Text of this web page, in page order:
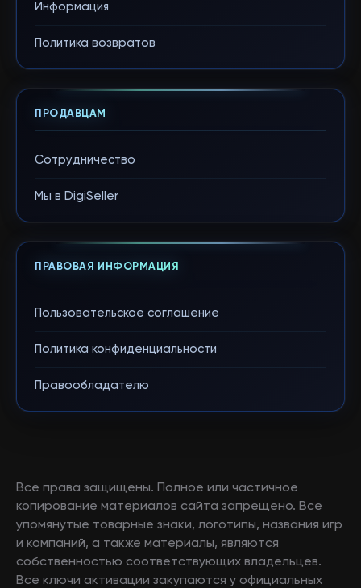
Информация
Политика возвратов
ПРОДАВЦАМ
Сотрудничество
Мы в DigiSeller
ПРАВОВАЯ ИНФОРМАЦИЯ
Пользовательское соглашение
Политика конфиденциальности
Правообладателю
Все права защищены. Полное или частичное
копирование материалов сайта запрещено. Все
упомянутые товарные знаки, логотипы, названия игр
и компаний, а также материалы, являются
собственностью соответствующих владельцев.
Все ключи активации закупаются у официальных